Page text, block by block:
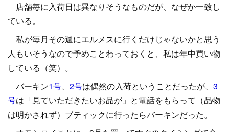
店舗毎に入荷日は異なりそうなものだが、なぜか一致し
ている。
私が毎月その週にエルメスに行くだけじゃないかと思う
人もいそうなので予めことわっておくと、私は年中買い物
している（笑）。
バーキン1号、 2号は偶然の入荷ということだったが、 3
号は「見ていただきたいお品が」と電話をもらって（品物
は明かされず）ブティックに行ったらバーキンだった。